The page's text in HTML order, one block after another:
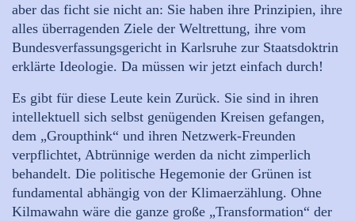
aber das ficht sie nicht an: Sie haben ihre Prinzipien, ihre
alles überragenden Ziele der Weltrettung, ihre vom
Bundesverfassungsgericht in Karlsruhe zur Staatsdoktrin
erklärte Ideologie. Da müssen wir jetzt einfach durch!
Es gibt für diese Leute kein Zurück. Sie sind in ihren
intellektuell sich selbst genügenden Kreisen gefangen,
dem „Groupthink“ und ihren Netzwerk-Freunden
verpflichtet, Abtrünnige werden da nicht zimperlich
behandelt. Die politische Hegemonie der Grünen ist
fundamental abhängig von der Klimaerzählung. Ohne
Kilmawahn wäre die ganze große „Transformation“ der